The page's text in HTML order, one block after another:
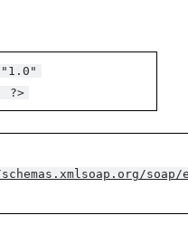
"1.0"
?>
soap/